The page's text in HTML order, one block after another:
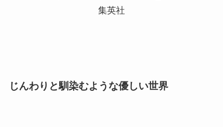
集英社
じんわりと馴染むような優しい世界